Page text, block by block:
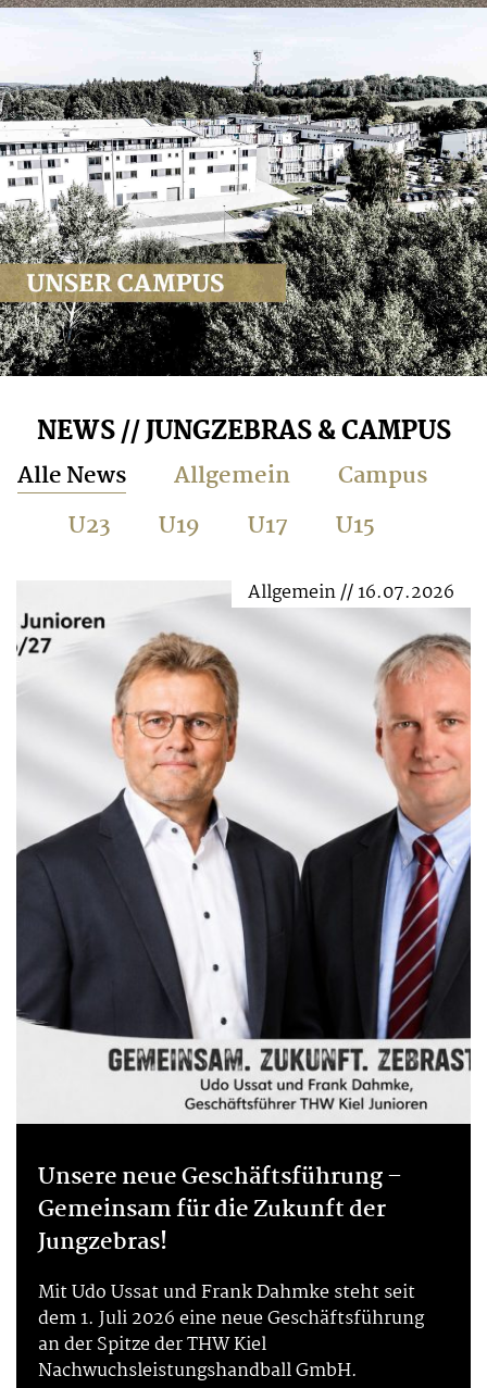
NEWS // JUNGZEBRAS & CAMPUS
Alle News Allgemein
Campus
U23
U19 U17 U15
Allgemein // 16.07.2026
Unsere neue Geschäftsführung –
Gemeinsam für die Zukunft der
Jungzebras!
Mit Udo Ussat und Frank Dahmke steht seit
dem 1. Juli 2026 eine neue Geschäftsführung
an der Spitze der THW Kiel
Nachwuchsleistungshandball GmbH.